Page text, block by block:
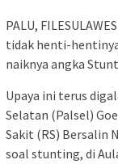
PALU,
tidak henti-
naiknya angka
Upaya ini terus
Selatan (Palsel)
Sakit (RS) Bersalin
soal stunting, di